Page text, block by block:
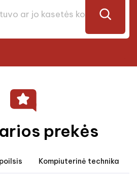
prekės
Kompiuterinė technika